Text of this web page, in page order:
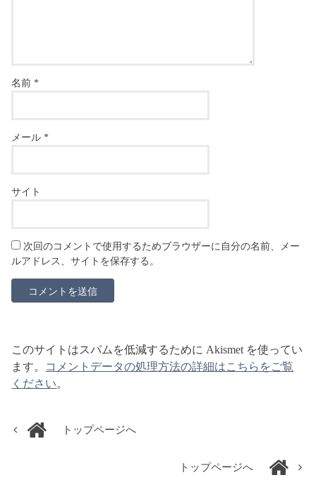
名前 *
メール *
サイト
次回のコメントで使用するためブラウザーに自分の名前、メー
ルアドレス、サイトを保存する。
このサイトはスパムを低減するために Akismet を使ってい
ます。 コメントデータの処理方法の詳細はこちらをご覧
ください。
トップページへ
トップページへ